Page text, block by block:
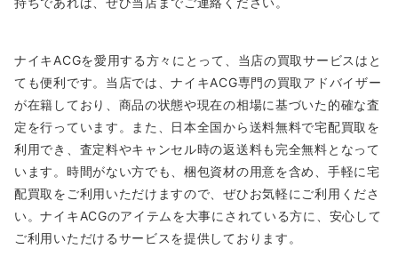
ナイキACGを愛用する方々にとって、当店の買取サービスはと
ても便利です。当店では、ナイキACG専門の買取アドバイザー
が在籍しており、商品の状態や現在の相場に基づいた的確な査
定を行っています。また、日本全国から送料無料で宅配買取を
利用でき、査定料やキャンセル時の返送料も完全無料となって
います。時間がない方でも、梱包資材の用意を含め、手軽に宅
配買取をご利用いただけますので、ぜひお気軽にご利用くださ
い。ナイキACGのアイテムを大事にされている方に、安心して
ご利用いただけるサービスを提供しております。